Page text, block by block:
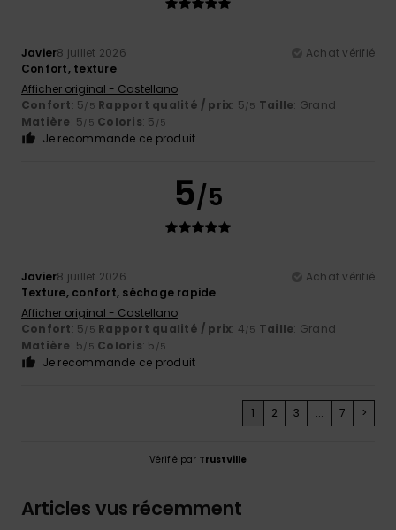
Javier8 juillet 2026
Achat vérifié
Confort, texture
Afficher original - Castellano
Confort: 5/5 Rapport qualité / prix: 5/5 Taille: Grand
Matière: 5/5 Coloris: 5 /5
Je recommande ce produit
5/5
Javier8 juillet 2026
Achat vérifié
Texture, confort, séchage rapide
Afficher original - Castellano
Confort: 5/5 Rapport qualité / prix: 4/5 Taille: Grand
Matière: 5/5 Coloris: 5 /5
Je recommande ce produit
1 2 3 ... 7 >
Vérifié par TrustVille
Articles vus récemment